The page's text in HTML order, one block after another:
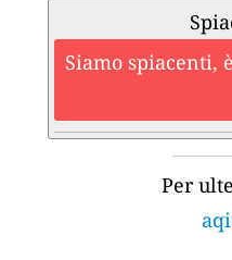
Siamo spiacenti,
Per